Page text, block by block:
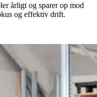
årligt og sparer op mod
og effektiv drift.